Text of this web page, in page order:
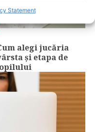
Statement
alegi jucăria
și etapa de